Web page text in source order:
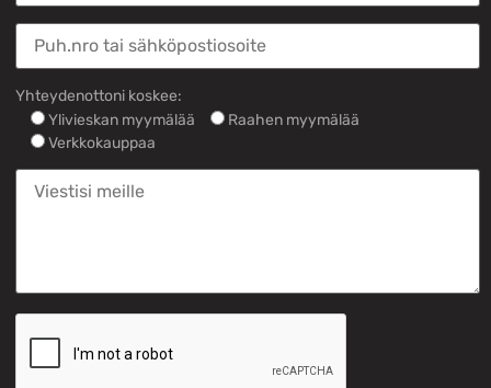
Yhteydenottoni koskee:
Ylivieskan myymälää
Raahen myymälää
Verkkokauppaa